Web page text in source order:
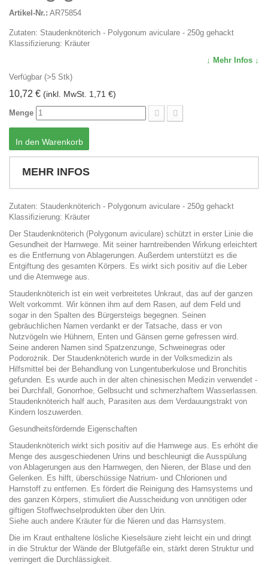
Artikel-Nr.: AR75854
Zutaten: Staudenknöterich - Polygonum aviculare - 250g gehackt
Klassifizierung: Kräuter
↓ Mehr Infos ↓
Verfügbar (>5 Stk)
10,72 € (inkl. MwSt. 1,71 €)
Menge
In den Warenkorb
MEHR INFOS
Zutaten: Staudenknöterich - Polygonum aviculare - 250g gehackt
Klassifizierung: Kräuter
Der Staudenknöterich (Polygonum aviculare) schützt in erster Linie die
Gesundheit der Harnwege. Mit seiner harntreibenden Wirkung erleichtert
es die Entfernung von Ablagerungen. Außerdem unterstützt es die
Entgiftung des gesamten Körpers. Es wirkt sich positiv auf die Leber
und die Atemwege aus.
Staudenknöterich ist ein weit verbreitetes Unkraut, das auf der ganzen
Welt vorkommt. Wir können ihm auf dem Rasen, auf dem Feld und
sogar in den Spalten des Bürgersteigs begegnen. Seinen
gebräuchlichen Namen verdankt er der Tatsache, dass er von
Nutzvögeln wie Hühnern, Enten und Gänsen gerne gefressen wird.
Seine anderen Namen sind Spatzenzunge, Schweinegras oder
Podorożnik. Der Staudenknöterich wurde in der Volksmedizin als
Hilfsmittel bei der Behandlung von Lungentuberkulose und Bronchitis
gefunden. Es wurde auch in der alten chinesischen Medizin verwendet -
bei Durchfall, Gonorrhoe, Gelbsucht und schmerzhaftem Wasserlassen.
Staudenknöterich half auch, Parasiten aus dem Verdauungstrakt von
Kindern loszuwerden.
Gesundheitsfördernde Eigenschaften
Staudenknöterich wirkt sich positiv auf die Harnwege aus. Es erhöht die
Menge des ausgeschiedenen Urins und beschleunigt die Ausspülung
von Ablagerungen aus den Harnwegen, den Nieren, der Blase und den
Gelenken. Es hilft, überschüssige Natrium- und Chlorionen und
Harnstoff zu entfernen. Es fördert die Reinigung des Harnsystems und
des ganzen Körpers, stimuliert die Ausscheidung von unnötigen oder
giftigen Stoffwechselprodukten über den Urin.
Siehe auch andere Kräuter für die Nieren und das Harnsystem.
Die im Kraut enthaltene lösliche Kieselsäure zieht leicht ein und dringt
in die Struktur der Wände der Blutgefäße ein, stärkt deren Struktur und
verringert die Durchlässigkeit.